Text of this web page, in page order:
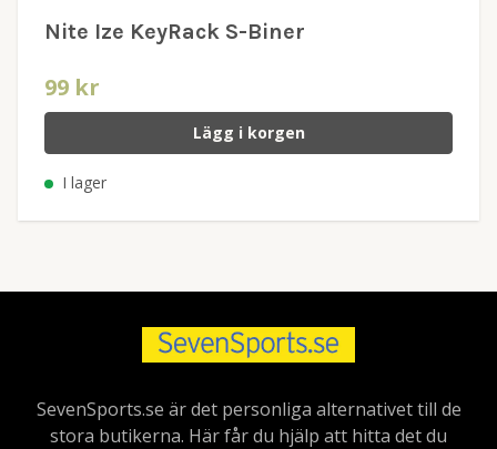
Nite Ize KeyRack S-Biner
99 kr
Lägg i korgen
I lager
SevenSports.se är det personliga alternativet till de
stora butikerna. Här får du hjälp att hitta det du